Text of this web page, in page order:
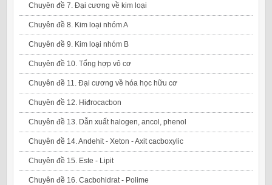
Chuyên đề 7. Đại cương về kim loại
Chuyên đề 8. Kim loại nhóm A
Chuyên đề 9. Kim loại nhóm B
Chuyên đề 10. Tổng hợp vô cơ
Chuyên đề 11. Đại cương về hóa học hữu cơ
Chuyên đề 12. Hiđrocacbon
Chuyên đề 13. Dẫn xuất halogen, ancol, phenol
Chuyên đề 14. Andehit - Xeton - Axit cacboxylic
Chuyên đề 15. Este - Lipit
Chuyên đề 16. Cacbohidrat - Polime